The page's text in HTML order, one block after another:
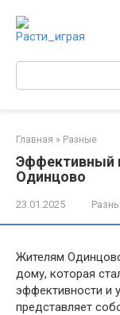
контенту
Поиск:
Главная » Разные
Эффективный
Одинцово
23.01.2025
Жителям
дому, которая
эффективности и
представляет